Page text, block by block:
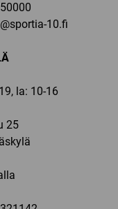
10.fi
la: 10-16
25